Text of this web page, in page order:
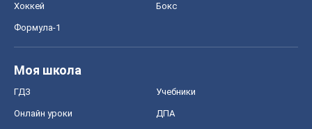
Хоккей Бокс
Формула-1
Моя школа
ГДЗ Учебники
Онлайн уроки ДПА